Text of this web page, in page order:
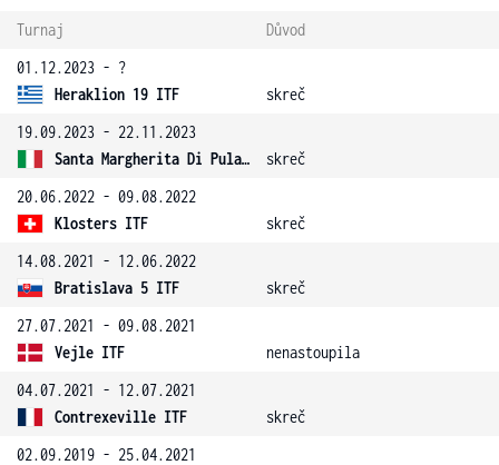
Turnaj
Důvod
01.12.2023 - ?
Heraklion 19 ITF
skreč
19.09.2023 - 22.11.2023
Santa Margherita Di Pula 11 ITF
skreč
20.06.2022 - 09.08.2022
Klosters ITF
skreč
14.08.2021 - 12.06.2022
Bratislava 5 ITF
skreč
27.07.2021 - 09.08.2021
Vejle ITF
nenastoupila
04.07.2021 - 12.07.2021
Contrexeville ITF
skreč
02.09.2019 - 25.04.2021